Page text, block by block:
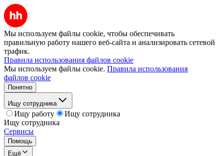
Мы используем файлы cookie, чтобы обеспечивать
правильную работу нашего веб-сайта и анализировать сетевой
трафик.
Правила использования файлов cookie
Мы используем файлы cookie. Правила использования
файлов cookie
Понятно
Ищу сотрудника
Ищу работу
Ищу сотрудника
Ищу сотрудника
Сервисы
Помощь
Ещё